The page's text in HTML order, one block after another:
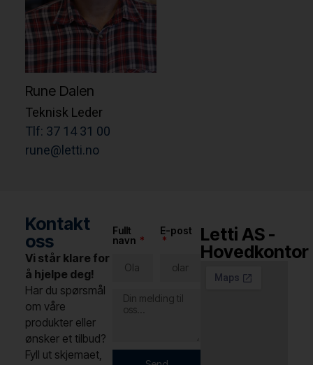
Rune Dalen
Teknisk Leder
Tlf: 37 14 31 00
rune@letti.no
Kontakt
oss
Vi står klare for
å hjelpe deg!
Har du spørsmål
om våre
produkter eller
ønsker et tilbud?
Fyll ut skjemaet,
Fullt
navn
E-post
Letti AS -
Hovedkontor